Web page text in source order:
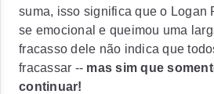
suma, isso significa que o Logan
se emocional e queimou uma
fracasso dele não indica que
fracassar -- mas sim que
continuar!